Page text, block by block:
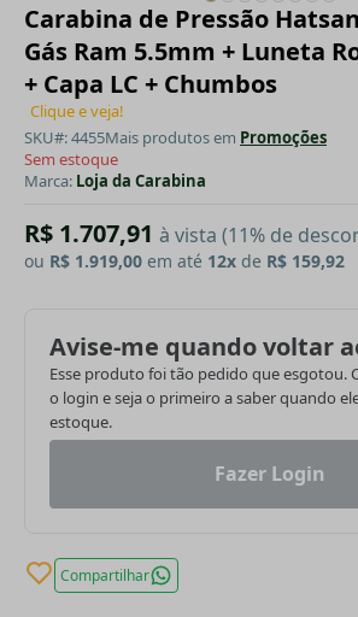
Carabina de Pressão
Gás Ram 5.5mm + Luneta
+ Capa LC + Chumbos
Clique e veja!
SKU#: 4455Mais produtos em Promoções
Sem estoque
Marca: Loja da Carabina
R$ 1.707,91 à vista (11% de
ou R$ 1.919,00 em até 12x de R$ 159,92
Avise-me quando voltar
Esse produto foi tão pedido que esgotou.
o login e seja o primeiro a saber quando
estoque.
Fazer Login
Compartilhar